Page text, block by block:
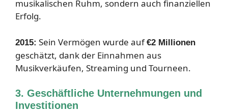
musikalischen Ruhm, sondern auch finanziellen
Erfolg.
2015: Sein Vermögen wurde auf€2 Millionen
geschätzt, dank der Einnahmen aus
Musikverkäufen, Streaming und Tourneen.
3. Geschäftliche Unternehmungen und
Investitionen